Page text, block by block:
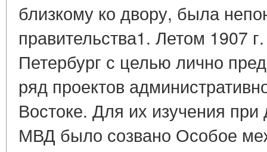
близкому ко двору, была
правительства1. Летом 1907
Петербург с целью лично
ряд проектов
Востоке. Для их изучения
МВД было созвано Особое